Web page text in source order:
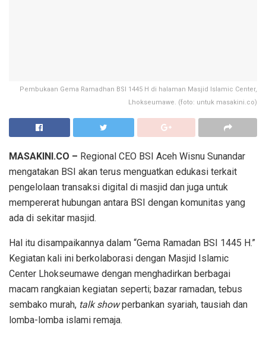
Pembukaan Gema Ramadhan BSI 1445 H di halaman Masjid Islamic Center,
Lhokseumawe. (foto: untuk masakini.co)
MASAKINI.CO – Regional CEO BSI Aceh Wisnu Sunandar
mengatakan BSI akan terus menguatkan edukasi terkait
pengelolaan transaksi digital di masjid dan juga untuk
mempererat hubungan antara BSI dengan komunitas yang
ada di sekitar masjid.
Hal itu disampaikannya dalam “Gema Ramadan BSI 1445 H.”
Kegiatan kali ini berkolaborasi dengan Masjid Islamic
Center Lhokseumawe dengan menghadirkan berbagai
macam rangkaian kegiatan seperti; bazar ramadan, tebus
sembako murah, talk showperbankan syariah, tausiah dan
lomba-lomba islami remaja.